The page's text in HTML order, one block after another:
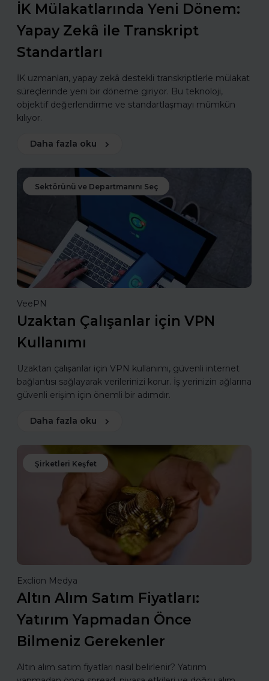
İK Mülakatlarında Yeni Dönem:
Yapay Zekâ ile Transkript
Standartları
İK uzmanları, yapay zekâ destekli transkriptlerle mülakat
süreçlerinde yeni bir döneme giriyor. Bu teknoloji,
objektif değerlendirme ve standartlaşmayı mümkün
kılıyor.
Daha fazla oku
Sektörünü ve Departmanını Seç
VeePN
Uzaktan Çalışanlar için VPN
Kullanımı
Uzaktan çalışanlar için VPN kullanımı, güvenli internet
bağlantısı sağlayarak verilerinizi korur. İş yerinizin ağlarına
güvenli erişim için önemli bir adımdır.
Daha fazla oku
Şirketleri Keşfet
Exclion Medya
Altın Alım Satım Fiyatları:
Yatırım Yapmadan Önce
Bilmeniz Gerekenler
Altın alım satım fiyatları nasıl belirlenir? Yatırım